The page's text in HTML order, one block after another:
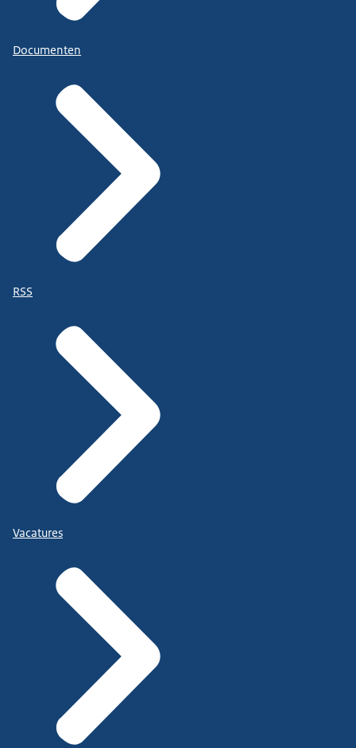
Documenten
RSS
Vacatures